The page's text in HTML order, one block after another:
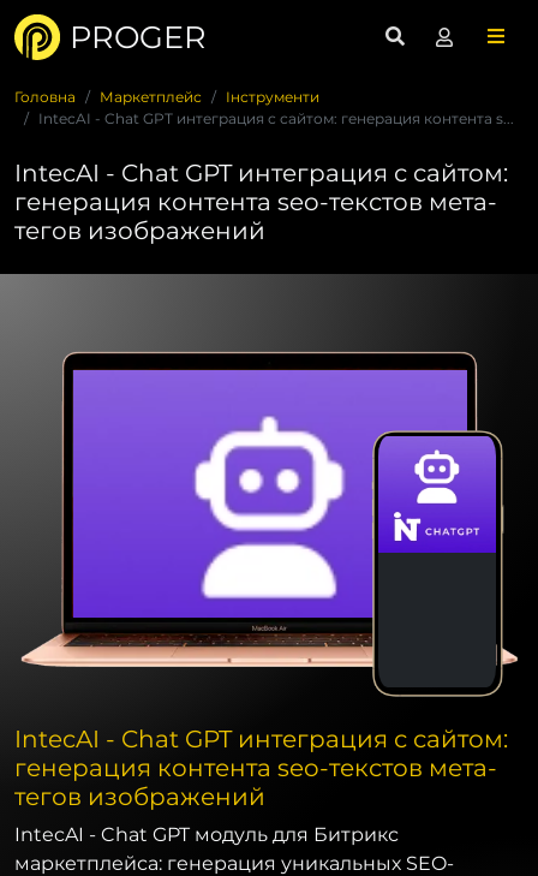
PROGER
Головна Маркетплейс
Інструменти
IntecAI - Chat GPT интеграция с сайтом: генерация контента s...
IntecAI - Chat GPT интеграция с сайтом:
генерация контента seo-текстов мета-
тегов изображений
IntecAI - Chat GPT интеграция с сайтом:
генерация контента seo-текстов мета-
тегов изображений
IntecAI - Chat GPT модуль для Битрикс
маркетплейса: генерация уникальных SEO-